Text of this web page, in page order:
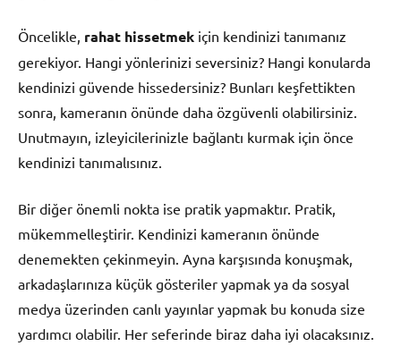
Öncelikle, rahat hissetmek için kendinizi tanımanız
gerekiyor. Hangi yönlerinizi seversiniz? Hangi konularda
kendinizi güvende hissedersiniz? Bunları keşfettikten
sonra, kameranın önünde daha özgüvenli olabilirsiniz.
Unutmayın, izleyicilerinizle bağlantı kurmak için önce
kendinizi tanımalısınız.
Bir diğer önemli nokta ise pratik yapmaktır. Pratik,
mükemmelleştirir. Kendinizi kameranın önünde
denemekten çekinmeyin. Ayna karşısında konuşmak,
arkadaşlarınıza küçük gösteriler yapmak ya da sosyal
medya üzerinden canlı yayınlar yapmak bu konuda size
yardımcı olabilir. Her seferinde biraz daha iyi olacaksınız.